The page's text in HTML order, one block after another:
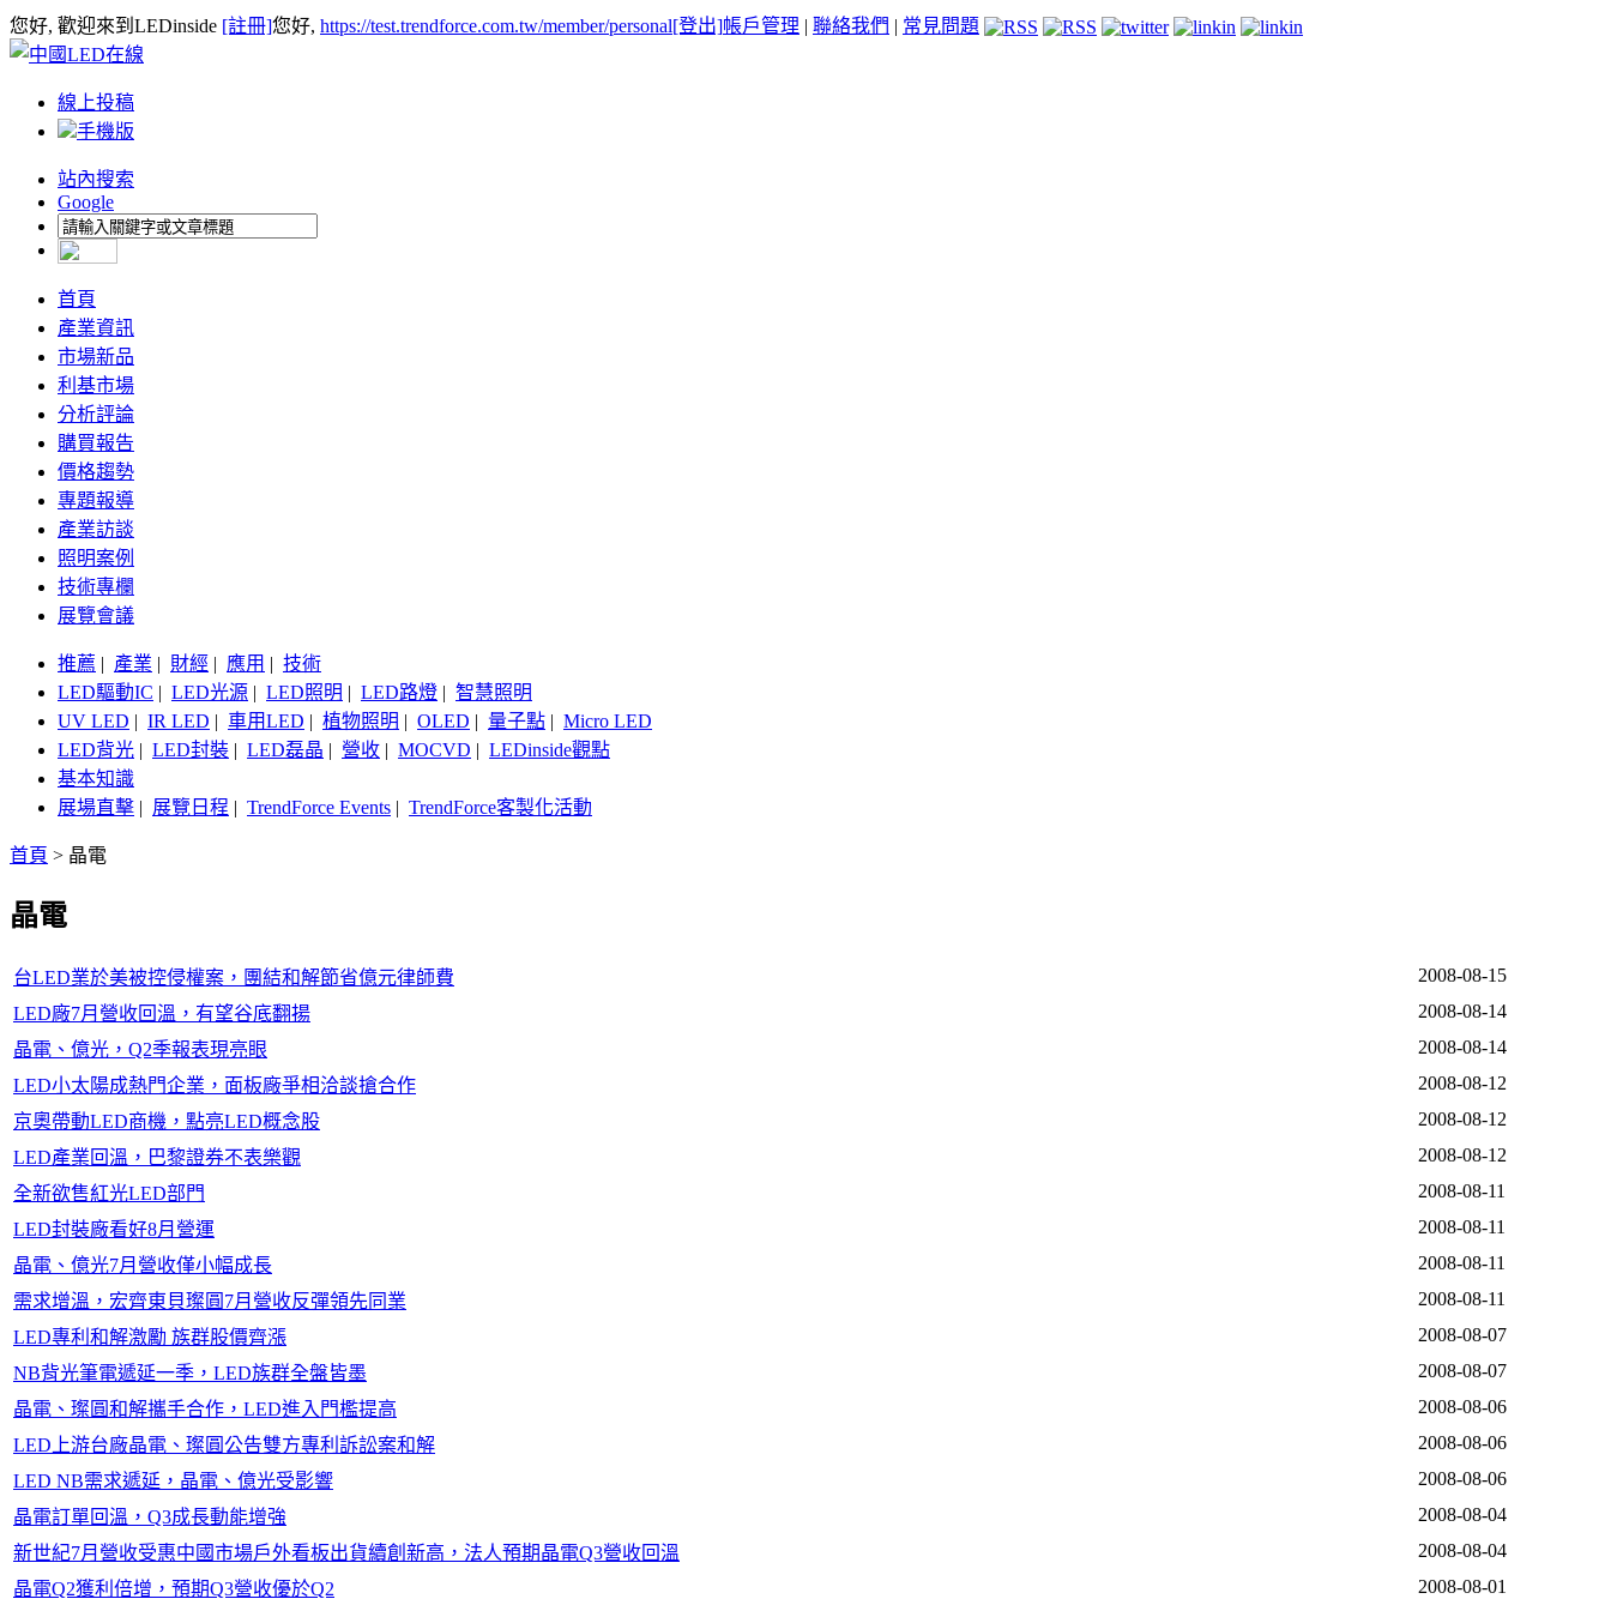
您好, 歡迎來到LEDinside [註冊]您好, https://test.trendforce.com.tw/member/personal[登出]帳戶管理 | 聯絡我們 | 常見問題
線上投稿
手機版
站內搜索
Google
首頁
產業資訊
市場新品
利基市場
分析評論
購買報告
價格趨勢
專題報導
產業訪談
照明案例
技術專欄
展覽會議
推薦 | 產業 | 財經 | 應用 | 技術
LED驅動IC | LED光源 | LED照明 | LED路燈 | 智慧照明
UV LED | IR LED | 車用LED | 植物照明 | OLED | 量子點 | Micro LED
LED背光 | LED封裝 | LED磊晶 | 營收 | MOCVD | LEDinside觀點
基本知識
展場直擊 | 展覽日程 | TrendForce Events | TrendForce客製化活動
首頁 > 晶電
晶電
台LED業於美被控侵權案，團結和解節省億元律師費
2008-08-15
LED廠7月營收回溫，有望谷底翻揚
2008-08-14
晶電、億光，Q2季報表現亮眼
2008-08-14
LED小太陽成熱門企業，面板廠爭相洽談搶合作
2008-08-12
京奧帶動LED商機，點亮LED概念股
2008-08-12
LED產業回溫，巴黎證券不表樂觀
2008-08-12
全新欲售紅光LED部門
2008-08-11
LED封裝廠看好8月營運
2008-08-11
晶電、億光7月營收僅小幅成長
2008-08-11
需求增溫，宏齊東貝璨圓7月營收反彈領先同業
2008-08-11
LED專利和解激勵 族群股價齊漲
2008-08-07
NB背光筆電遞延一季，LED族群全盤皆墨
2008-08-07
晶電、璨圓和解攜手合作，LED進入門檻提高
2008-08-06
LED上游台廠晶電、璨圓公告雙方專利訴訟案和解
2008-08-06
LED NB需求遞延，晶電、億光受影響
2008-08-06
晶電訂單回溫，Q3成長動能增強
2008-08-04
新世紀7月營收受惠中國市場戶外看板出貨續創新高，法人預期晶電Q3營收回溫
2008-08-04
晶電Q2獲利倍增，預期Q3營收優於Q2
2008-08-01